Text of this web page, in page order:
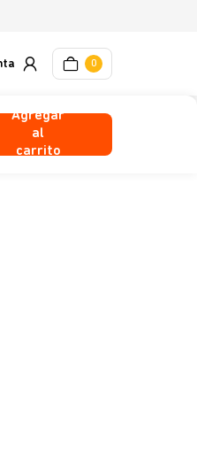
0
Agregar
al
carrito